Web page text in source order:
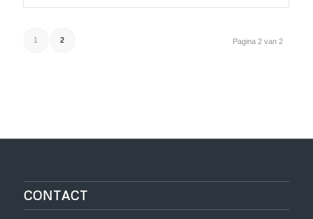
Pagina 2 van 2
1 2
CONTACT